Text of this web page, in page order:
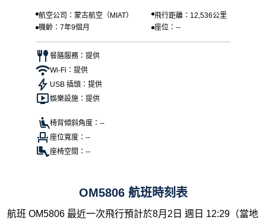
航空公司：蒙古航空（MIAT）
飛行距離：12,536公里
機齡：7年9個月
座位：--
餐膳服務：提供
Wi-Fi：提供
USB 插頭：提供
娛樂設施：提供
椅背傾斜角度：--
座位寬度：--
座椅空間：--
OM5806 航班時刻表
航班 OM5806 最近一次飛行預計於8月2日 週日 12:29（當地